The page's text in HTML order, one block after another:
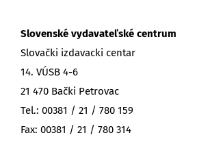
Slovenské vydavateľské centrum
Slovački izdavacki centar
14. VÚSB 4-6
21 470 Bački Petrovac
Tel.: 00381 / 21 / 780 159
Fax: 00381 / 21 / 780 314